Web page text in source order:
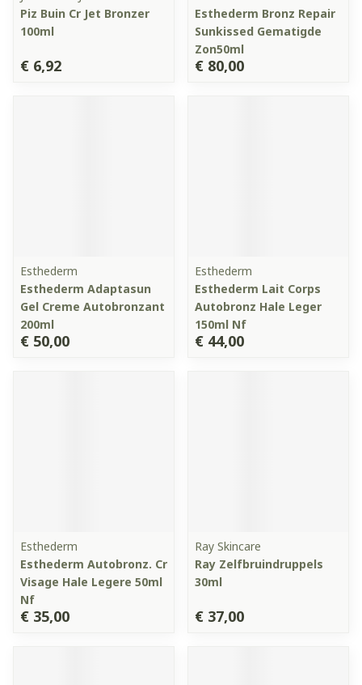
Piz Buin Cr Jet Bronzer
100ml
€ 6,92
Esthederm Bronz Repair
Sunkissed Gematigde
Zon50ml
€ 80,00
Esthederm
Esthederm Adaptasun
Gel Creme Autobronzant
200ml
€ 50,00
Esthederm
Esthederm Lait Corps
Autobronz Hale Leger
150ml Nf
€ 44,00
Esthederm
Esthederm Autobronz. Cr
Visage Hale Legere 50ml
Nf
€ 35,00
Ray Skincare
Ray Zelfbruindruppels
30ml
€ 37,00